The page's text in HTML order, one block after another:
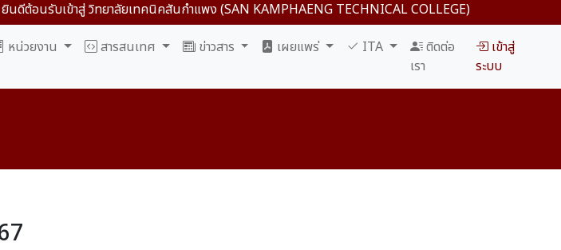
อนรับเข้าสู่ วิทยาลัยเทคนิคสันกำแพง (SAN KAMPHAENG TECHNICAL COLLEGE) สังกัด สำนักงานอาชีว
หน่วยงาน สารสนเทศ ข่าวสาร เผยแพร่ ITA
ติดต่อ
เรา
เข้าสู่
ระบบ